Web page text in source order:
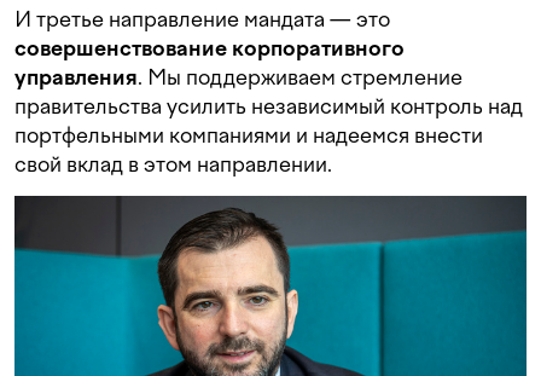
И третье направление мандата — это
совершенствование корпоративного
управления. Мы поддерживаем стремление
правительства усилить независимый контроль над
портфельными компаниями и надеемся внести
свой вклад в этом направлении.